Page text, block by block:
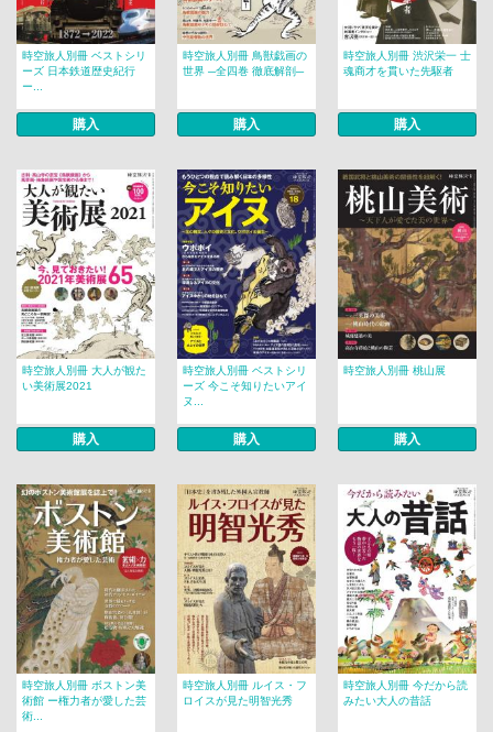
時空旅人別冊 ベストシリ
ーズ 日本鉄道歴史紀行
ー...
購入
時空旅人別冊 鳥獣戯画の
世界 ─全四巻 徹底解剖─
購入
時空旅人別冊 渋沢栄一 士
魂商才を貫いた先駆者
購入
時空旅人別冊 大人が観た
い美術展2021
購入
時空旅人別冊 ベストシリ
ーズ 今こそ知りたいアイ
ヌ...
購入
時空旅人別冊 桃山展
購入
時空旅人別冊 ボストン美
術館 ー権力者が愛した芸
術...
時空旅人別冊 ルイス・フ
ロイスが見た明智光秀
時空旅人別冊 今だから読
みたい大人の昔話